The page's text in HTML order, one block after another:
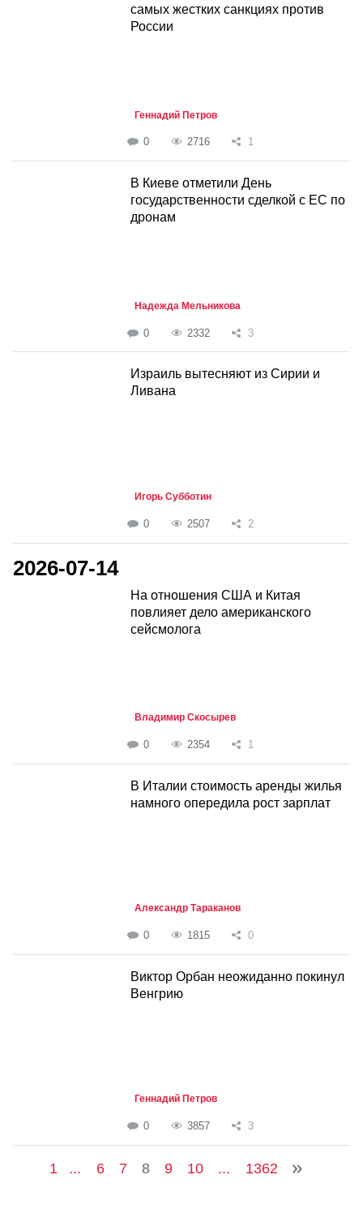
самых жестких санкциях против
России
Геннадий Петров
0 2716 1
В Киеве отметили День
государственности сделкой с ЕС по
дронам
Надежда Мельникова
0 2332 3
Израиль вытесняют из Сирии и
Ливана
Игорь Субботин
0 2507 2
2026-07-14
На отношения США и Китая
повлияет дело американского
сейсмолога
Владимир Скосырев
0 2354 1
В Италии стоимость аренды жилья
намного опередила рост зарплат
Александр Тараканов
0 1815 0
Виктор Орбан неожиданно покинул
Венгрию
Геннадий Петров
0 3857 3
1 ... 6 7 8 9 10 ... 1362